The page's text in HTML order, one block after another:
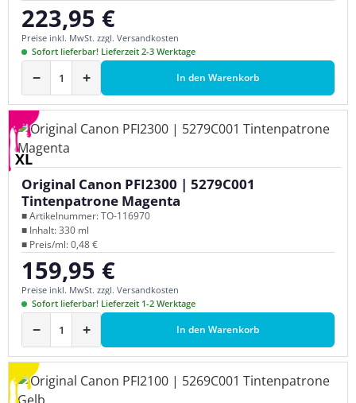
Regulärer Preis:
223,95 €
Preise inkl. MwSt. zzgl. Versandkosten
Sofort lieferbar! Lieferzeit 2-3 Werktage
− + In den Warenkorb
XL
Original Canon PFI2300 | 5279C001
Tintenpatrone Magenta
■ Artikelnummer: TO-116970
■ Inhalt: 330 ml
■ Preis/ml: 0,48 €
Regulärer Preis:
159,95 €
Preise inkl. MwSt. zzgl. Versandkosten
Sofort lieferbar! Lieferzeit 1-2 Werktage
− + In den Warenkorb